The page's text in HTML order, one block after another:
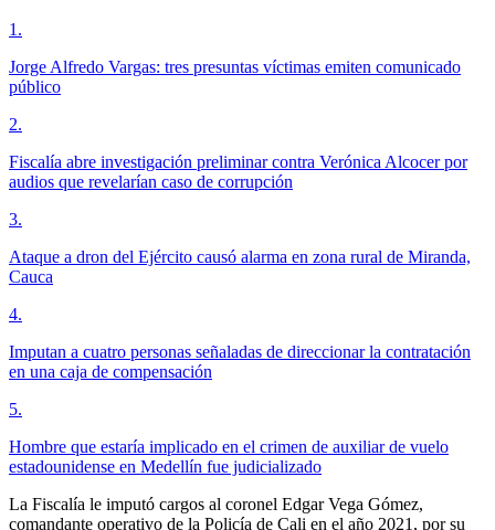
1 .
Jorge Alfredo Vargas: tres presuntas víctimas emiten comunicado
público
2.
Fiscalía abre investigación preliminar contra Verónica Alcocer por
audios que revelarían caso de corrupción
3.
Ataque a dron del Ejército causó alarma en zona rural de Miranda,
Cauca
4.
Imputan a cuatro personas señaladas de direccionar la contratación
en una caja de compensación
5.
Hombre que estaría implicado en el crimen de auxiliar de vuelo
estadounidense en Medellín fue judicializado
La Fiscalía le imputó cargos al coronel Edgar Vega Gómez,
comandante operativo de la Policía de Cali en el año 2021, por su